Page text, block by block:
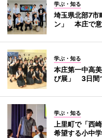
学ぶ・知る
埼玉県北部7市
ン」 本庄で
学ぶ・知る
本庄第一中高
び展」 3日間
学ぶ・知る
上里町で「西
希望する小中